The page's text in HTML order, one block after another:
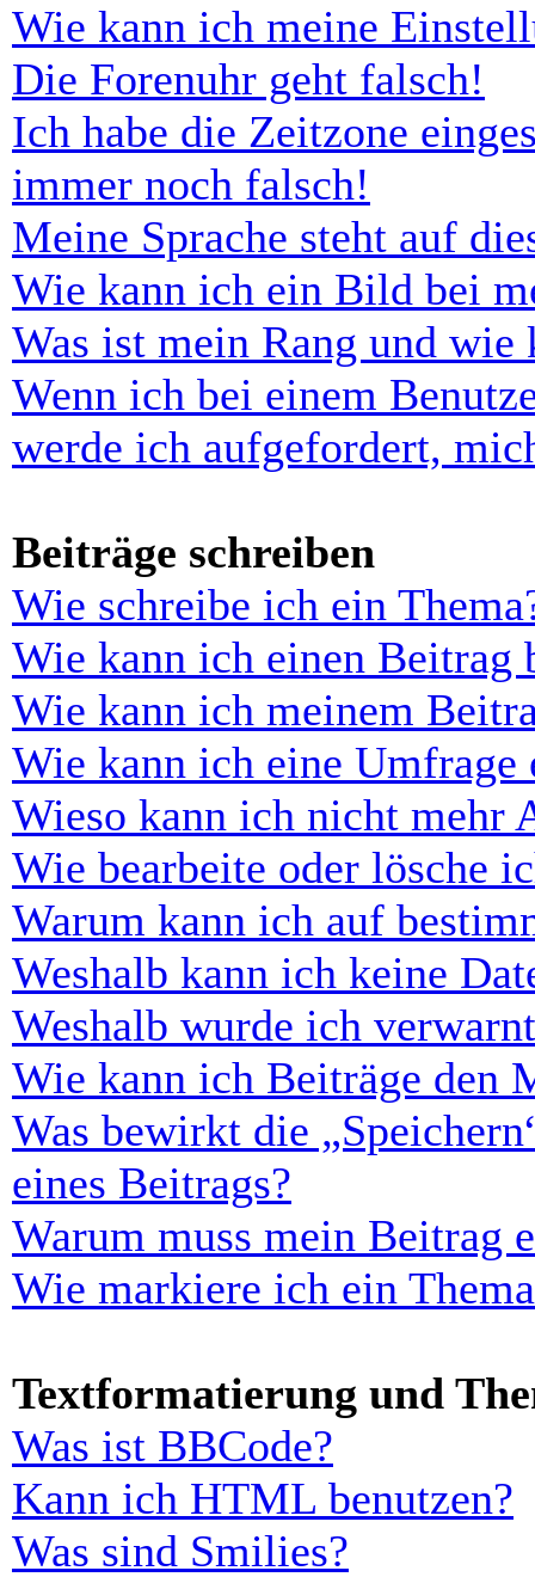
Wie kann ich meine
Die Forenuhr geht falsch!
Ich habe die Zeitzone
immer noch falsch!
Meine Sprache steht auf
Wie kann ich ein Bild bei
Was ist mein Rang und wie
Wenn ich bei einem
werde ich aufgefordert,
Beiträge schreiben
Wie schreibe ich ein
Wie kann ich einen Beitrag
Wie kann ich meinem
Wie kann ich eine Umfrage
Wieso kann ich nicht mehr
Wie bearbeite oder lösche
Warum kann ich auf
Weshalb kann ich keine
Weshalb wurde ich
Wie kann ich Beiträge den
Was bewirkt die
eines Beitrags?
Warum muss mein Beitrag
Wie markiere ich ein
Textformatierung und
Was ist BBCode?
Kann ich HTML benutzen?
Was sind Smilies?